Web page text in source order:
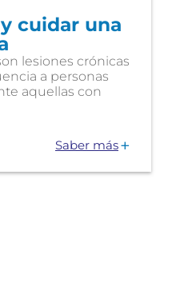
cuidar una
lesiones crónicas
a personas
aquellas con
Saber más